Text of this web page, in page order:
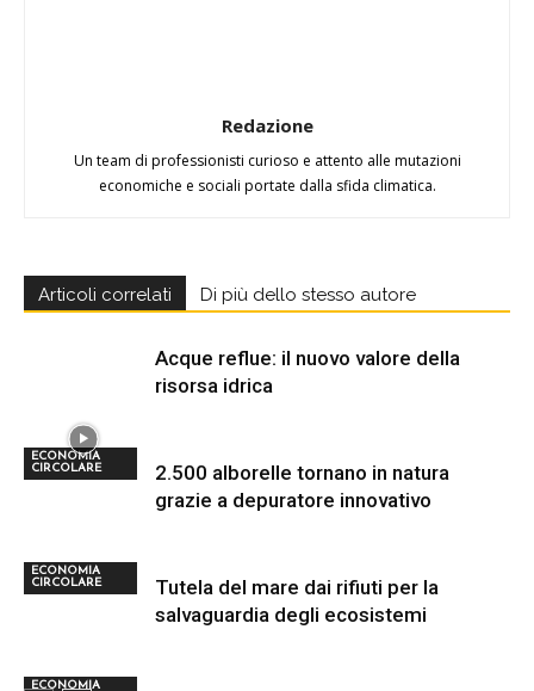
Redazione
Un team di professionisti curioso e attento alle mutazioni
economiche e sociali portate dalla sfida climatica.
Articoli correlati Di più dello stesso autore
ECONOMIA
CIRCOLARE
Acque reflue: il nuovo valore della
risorsa idrica
ECONOMIA
CIRCOLARE
2.500 alborelle tornano in natura
grazie a depuratore innovativo
ECONOMIA
Tutela del mare dai rifiuti per la
salvaguardia degli ecosistemi